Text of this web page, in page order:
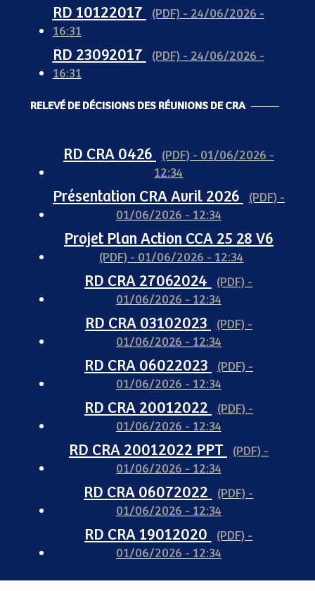
RD 10122017
(PDF) - 24/06/2026 -
16:31
RD 23092017
(PDF) - 24/06/2026 -
16:31
RELEVÉ DE DÉCISIONS DES RÉUNIONS DE CRA
RD CRA 0426
(PDF) - 01/06/2026 -
12:34
Présentation CRA Avril 2026
(PDF) -
01/06/2026 - 12:34
Projet Plan Action CCA 25 28 V6
(PDF) - 01/06/2026 - 12:34
RD CRA 27062024
(PDF) -
01/06/2026 - 12:34
RD CRA 03102023
(PDF) -
01/06/2026 - 12:34
RD CRA 06022023
(PDF) -
01/06/2026 - 12:34
RD CRA 20012022
(PDF) -
01/06/2026 - 12:34
RD CRA 20012022 PPT
(PDF) -
01/06/2026 - 12:34
RD CRA 06072022
(PDF) -
01/06/2026 - 12:34
RD CRA 19012020
(PDF) -
01/06/2026 - 12:34